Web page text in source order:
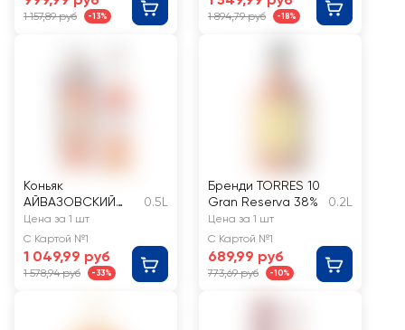
1 157,89 руб -13% 1 894,79 руб -18%
Коньяк
АЙВАЗОВСКИЙ
Армянский
ординарный 5 лет
40%, п/у
0.5L
Цена за 1 шт
С Картой №1
1 049,99 руб
1 578,94 руб -33%
Бренди TORRES 10
Gran Reserva 38%
0.2L
Цена за 1 шт
С Картой №1
689,99 руб
773,69 руб -10%